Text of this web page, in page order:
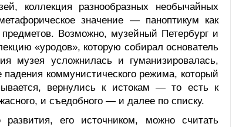
коллекция разнообразных необычайных
значение — паноптикум как
Возможно, музейный Петербург и
«уродов», которую собирал основатель
музея усложнилась и гуманизировалась,
коммунистического режима, который
вернулись к истокам — то есть к
и съедобного — и далее по списку.
его источником, можно считать